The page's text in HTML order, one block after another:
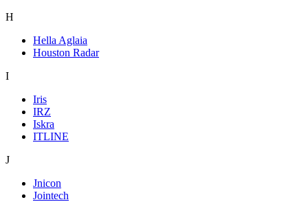
H
Hella Aglaia
Houston Radar
I
Iris
IRZ
Iskra
ITLINE
J
Jnicon
Jointech